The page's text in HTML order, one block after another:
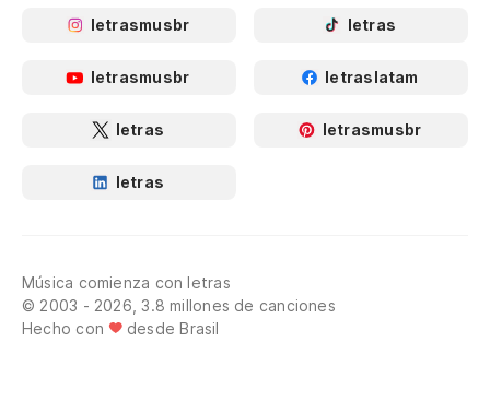
letrasmusbr letras
letrasmusbr letraslatam
letras letrasmusbr
letras
Música comienza con letras
© 2003 - 2026, 3.8 millones de canciones
Hecho con
desde Brasil